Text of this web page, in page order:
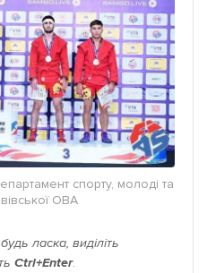
спорту, молоді та
ОВА
ласка, виділіть
Ctrl+Enter.